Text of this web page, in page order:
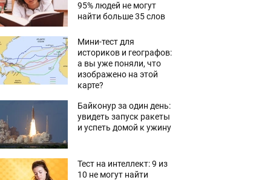
95% людей не могут
найти больше 35 слов
Мини-тест для
историков и географов:
а вы уже поняли, что
изображено на этой
карте?
Байконур за один день:
увидеть запуск ракеты
и успеть домой к ужину
Тест на интеллект: 9 из
10 не могут найти